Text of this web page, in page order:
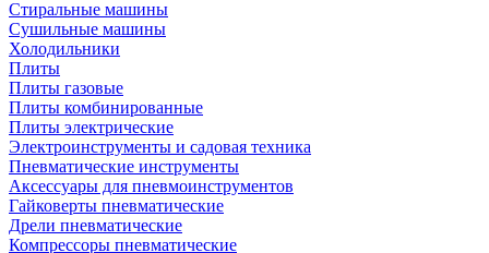
Стиральные машины
Сушильные машины
Холодильники
Плиты
Плиты газовые
Плиты комбинированные
Плиты электрические
Электроинструменты и садовая техника
Пневматические инструменты
Аксессуары для пневмоинструментов
Гайковерты пневматические
Дрели пневматические
Компрессоры пневматические